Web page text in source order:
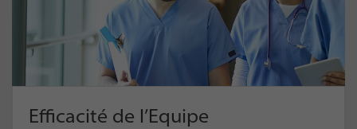
Efficacité de l’Equipe